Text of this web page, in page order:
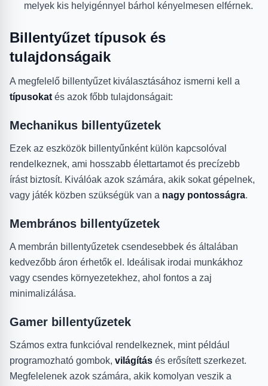
melyek kis helyigénnyel bárhol kényelmesen elférnek.
Billentyűzet típusok és
tulajdonságaik
A megfelelő billentyűzet kiválasztásához ismerni kell a
típusokat és azok főbb tulajdonságait:
Mechanikus billentyűzetek
Ezek az eszközök billentyűnként külön kapcsolóval
rendelkeznek, ami hosszabb élettartamot és precízebb
írást biztosít. Kiválóak azok számára, akik sokat gépelnek,
vagy játék közben szükségük van a nagy pontosságra.
Membrános billentyűzetek
A membrán billentyűzetek csendesebbek és általában
kedvezőbb áron érhetők el. Ideálisak irodai munkákhoz
vagy csendes környezetekhez, ahol fontos a zaj
minimalizálása.
Gamer billentyűzetek
Számos extra funkcióval rendelkeznek, mint például
programozható gombok, világítás és erősített szerkezet.
Megfelelenek azok számára, akik komolyan veszik a